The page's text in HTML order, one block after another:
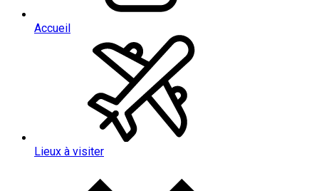
Accueil
Lieux à visiter